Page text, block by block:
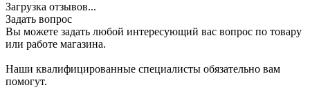
Загрузка отзывов...
Задать вопрос
Вы можете задать любой интересующий вас вопрос по товару
или работе магазина.
Наши квалифицированные специалисты обязательно вам
помогут.